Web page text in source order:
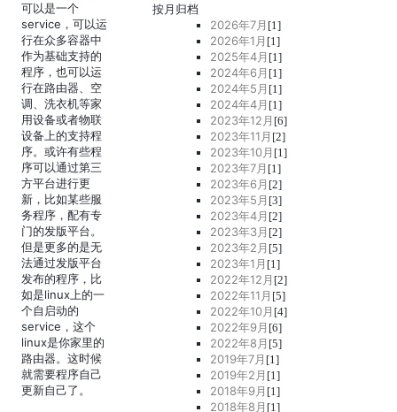
可以是一个
service，可以运
行在众多容器中
作为基础支持的
程序，也可以运
行在路由器、空
调、洗衣机等家
用设备或者物联
设备上的支持程
序。或许有些程
序可以通过第三
方平台进行更
新，比如某些服
务程序，配有专
门的发版平台。
但是更多的是无
法通过发版平台
发布的程序，比
如是linux上的一
个自启动的
service，这个
linux是你家里的
路由器。这时候
就需要程序自己
更新自己了。
按月归档
2026年7月 [1]
2026年1月 [1]
2025年4月 [1]
2024年6月 [1]
2024年5月 [1]
2024年4月 [1]
2023年12月 [6]
2023年11月 [2]
2023年10月 [1]
2023年7月 [1]
2023年6月 [2]
2023年5月 [3]
2023年4月 [2]
2023年3月 [2]
2023年2月 [5]
2023年1月 [1]
2022年12月 [2]
2022年11月 [5]
2022年10月 [4]
2022年9月 [6]
2022年8月 [5]
2019年7月 [1]
2019年2月 [1]
2018年9月 [1]
2018年8月 [1]